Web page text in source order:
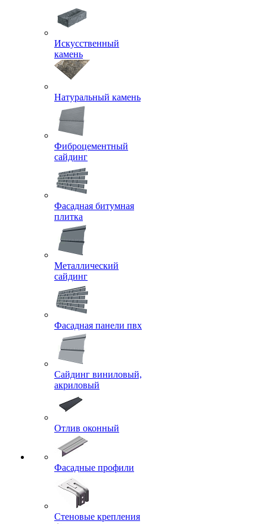
Искусственный
камень
Натуральный камень
Фиброцементный
сайдинг
Фасадная битумная
плитка
Металлический
сайдинг
Фасадная панели пвх
Сайдинг виниловый,
акриловый
Отлив оконный
Фасадные профили
Стеновые крепления